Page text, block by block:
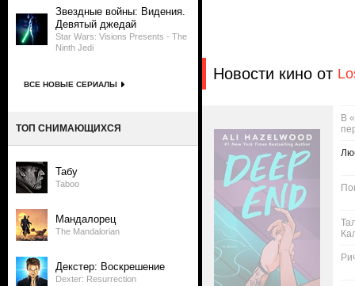
Звездные войны: Видения.
Девятый джедай
Star Wars: Visions Presents - The
Ninth Jedi
ВСЕ НОВЫЕ СЕРИАЛЫ
ТОП СНИМАЮЩИХСЯ
Табу
Taboo
Мандалорец
The Mandalorian
Декстер: Воскрешение
Dexter: Resurrection
Новости кино от
В